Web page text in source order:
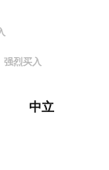
强烈买入
中立